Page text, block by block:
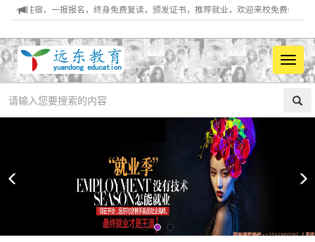
宿，一报报名，终身免费复读，颁发证书，推荐就业，欢迎来校免费参观！电话
菜
单